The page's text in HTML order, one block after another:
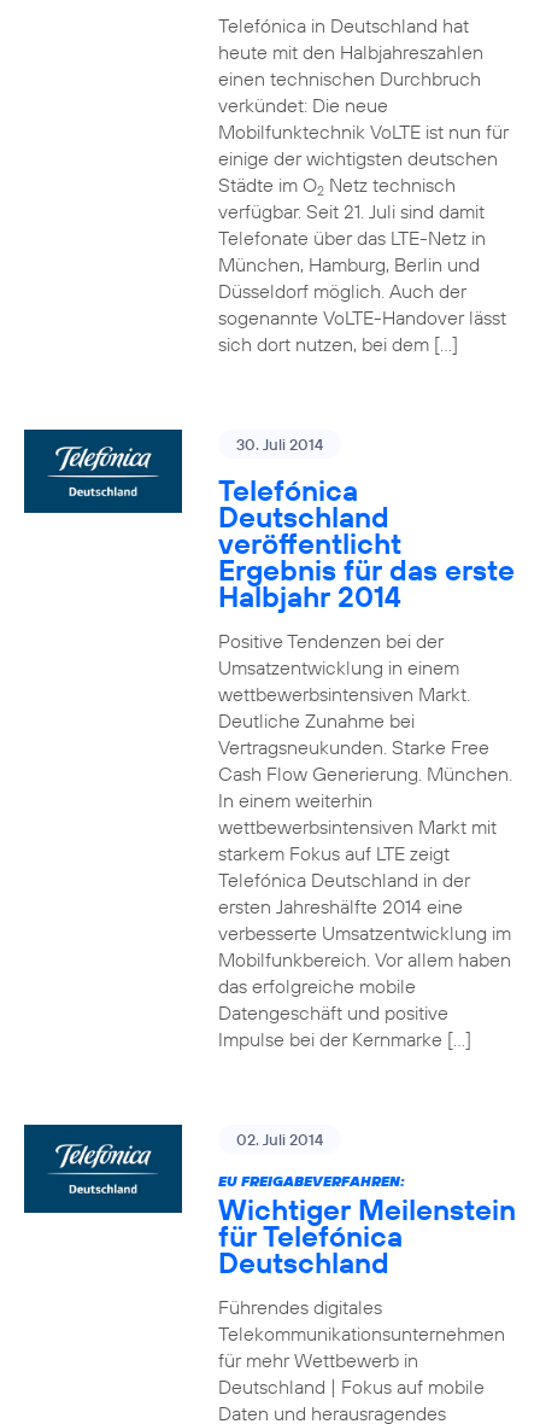
Telefónica in Deutschland hat
heute mit den Halbjahreszahlen
einen technischen Durchbruch
verkündet: Die neue
Mobilfunktechnik VoLTE ist nun für
einige der wichtigsten deutschen
Städte im O2Netz technisch
verfügbar. Seit 21. Juli sind damit
Telefonate über das LTE-Netz in
München, Hamburg, Berlin und
Düsseldorf möglich. Auch der
sogenannte VoLTE-Handover lässt
sich dort nutzen, bei dem […]
30. Juli 2014
Telefónica
Deutschland
veröffentlicht
Ergebnis für das erste
Halbjahr 2014
Positive Tendenzen bei der
Umsatzentwicklung in einem
wettbewerbsintensiven Markt.
Deutliche Zunahme bei
Vertragsneukunden. Starke Free
Cash Flow Generierung. München.
In einem weiterhin
wettbewerbsintensiven Markt mit
starkem Fokus auf LTE zeigt
Telefónica Deutschland in der
ersten Jahreshälfte 2014 eine
verbesserte Umsatzentwicklung im
Mobilfunkbereich. Vor allem haben
das erfolgreiche mobile
Datengeschäft und positive
Impulse bei der Kernmarke […]
02. Juli 2014
EU FREIGABEVERFAHREN:
Wichtiger Meilenstein
für Telefónica
Deutschland
Führendes digitales
Telekommunikationsunternehmen
für mehr Wettbewerb in
Deutschland | Fokus auf mobile
Daten und herausragendes